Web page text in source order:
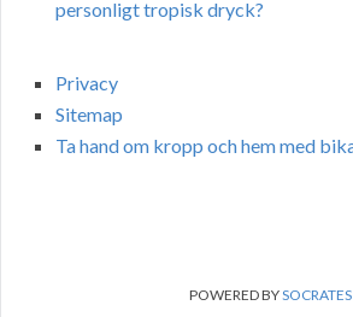
personligt tropisk dryck?
Privacy
Sitemap
Ta hand om kropp och hem med
POWERED BYSOCRATES